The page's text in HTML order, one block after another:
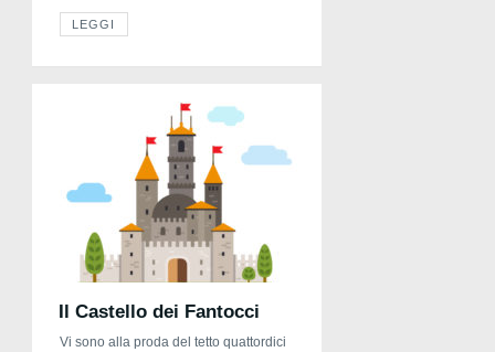
casa dove i bambini stavano sempre a
lui vicini. Quando sarò grande potrò
all’ombra della mia […]
LEGGI
Il Castello dei Fantocci
Vi sono alla proda del tetto quattordici